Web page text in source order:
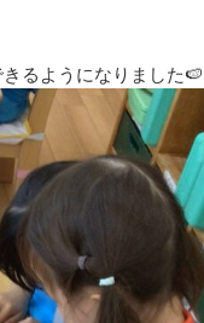
るようになりました🍉